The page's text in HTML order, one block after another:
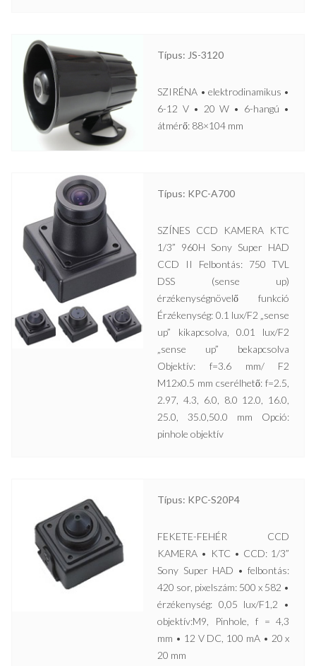
Típus: JS-3120
SZIRÉNA • elektrodinamikus •
6-12 V • 20 W • 6-hangú •
átmérő: 88×104 mm
Típus: KPC-A700
SZÍNES CCD KAMERA KTC
1/3” 960H Sony Super HAD
CCD II Felbontás: 750 TVL
DSS (sense up)
érzékenységnövelő funkció
Érzékenység: 0.1 lux/F2 „sense
up” kikapcsolva, 0.01 lux/F2
„sense up” bekapcsolva
Objektív: f=3.6 mm/ F2
M12x0.5 mm cserélhető: f=2.5,
2.97, 4.3, 6.0, 8.0 12.0, 16.0,
25.0, 35.0,50.0 mm Opció:
pinhole objektív
Típus: KPC-S20P4
FEKETE-FEHÉR CCD
KAMERA • KTC • CCD: 1/3”
Sony Super HAD • felbontás:
420 sor, pixelszám: 500 x 582 •
érzékenység: 0,05 lux/F1,2 •
objektív:M9, Pinhole, f = 4,3
mm • 12 V DC, 100 mA • 20 x
20 mm